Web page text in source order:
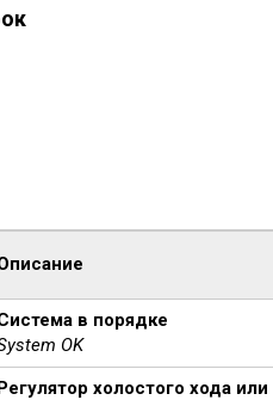
в порядке
OK
холостого хода